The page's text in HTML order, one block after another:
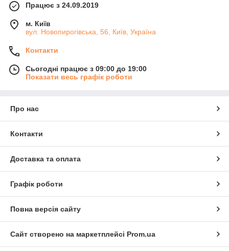
Працює з 24.09.2019
м. Київ
вул. Новопирогівська, 56, Київ, Україна
Контакти
Сьогодні працює з 09:00 до 19:00
Показати весь графік роботи
Про нас
Контакти
Доставка та оплата
Графік роботи
Повна версія сайту
Сайт створено на маркетплейсі Prom.ua